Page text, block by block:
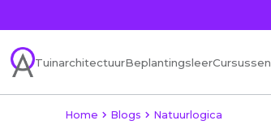
TuinarchitectuurBeplantingsleerCursussen
Home Blogs Natuurlogica